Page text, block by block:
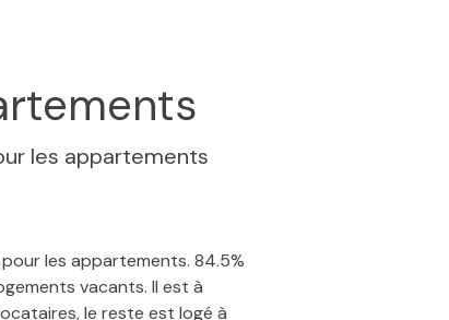
les appartements
les appartements. 84.5%
vacants. Il est à
le reste est logé à